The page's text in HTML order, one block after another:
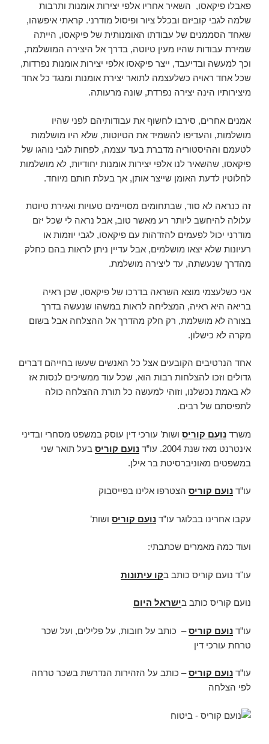
פאבלו פיקאסו, השאיר אחריו אלפי יצירות אומנות ותרבות
שלמה לגבי קוביזם ובכלל ציור ופיסול מודרני. קראתי איפשהו,
שאחד הסממנים של עבודתו האומנותית של פיקאסו, הייתה
שמירת עבודות שהיו מעין טיוטה, בדרך אל היצירה המושלמת,
וכך למעשה ובדיעבד, ייצר פיקאסו אלפי יצירות אומנות נפרדות,
שכל אחד ראויה כשלעצמה לתואר יצירת אומנות ומנגד כל אחד
מיצירותיו הינה יצירה נפרדת, שונה מרעותה.
אמנים אחרים, סירבו לחשוף את עבודותיהם לפני שהיו
מושלמות, והעדיפו להשמיד את הטיוטות, שלא היו מושלמות
לטעמם וההיסטוריה מדברת בעד עצמה, לפחות לגבי נוהגו של
פיקאסו, שהשאיר לנו אלפי יצירות אומנות יחודיות, לא מושלמות
לחלוטין לדעת האומן שייצר אותן, אך בעלת חותם מיוחד.
זה כנראה לא סוד, שבתחומים מסויימים טעויות ואגירת טיוטת
עלולה להיחשב ליותר רע מאשר טוב, אבל נראה לי שכל יזם
מודרני יכול לפעמים להזדהות עם פיקאסו, לגבי יוזמות או
רעיונות שלא יצאו מושלמים, אבל עדיין ניתן לראות בהם כחלק
מהדרך שנעשתה, עד ליצירה מושלמת.
אני כשלעצמי מוצא השראה בדרכו של פיקאסו, שכן ראיה
בריאה היא ראיה, המצליחה לראות במשהו שנעשה בדרך
בצורה לא מושלמת, רק חלק מהדרך אל ההצלחה אבל בשום
מקרה לא כישלון.
אחד הנרטיבים הקובעים אצל כל האנשים שעשו בחייהם דברים
גדולים וזכו להצלחות רבות הוא, שכל עוד ממשיכים לנסות אז
לא באמת נכשלנו, וזוהי למעשה כל תורת ההצלחה כולה
לתפיסתם של רבים.
משרד נועם קוריס ושות’ עורכי דין עוסק במשפט מסחרי ובדיני
אינטרנט מאז שנת 2004. עו”ד
נועם קוריס בעל תואר שני
במשפטים מאוניברסיטת בר אילן.
עו”ד נועם קוריס הצטרפו אלינו בפייסבוק
עקבו אחרינו בבלוגר עו”ד נועם קוריס ושות’
ועוד כמה מאמרים שכתבתי:
עו"ד נועם קוריס כותב בקו עיתונות
נועם קוריס כותב בישראל היום
עו”ד נועם קוריס– כותב על חובות, על פלילים, ועל שכר
טרחת עורכי דין
עו”ד נועם קוריס– כותב על הזהירות הנדרשת בשכר טרחה
לפי הצלחה